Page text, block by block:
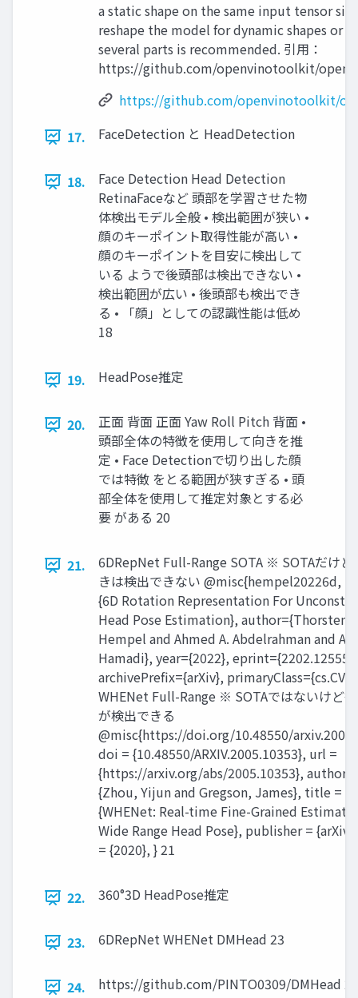
a static shape on the same input tensor
reshape the model for dynamic shapes or
several parts is recommended. 引用：
https://github.com/openvinotoolkit/
https://github.com/openvinotoolkit/
17.
FaceDetection と HeadDetection
18.
Face Detection Head Detection
RetinaFaceなど 頭部を学習させた物
体検出モデル全般 • 検出範囲が狭い •
顔のキーポイント取得性能が高い •
顔のキーポイントを目安に検出して
いる ようで後頭部は検出できない •
検出範囲が広い • 後頭部も検出でき
る • 「顔」としての認識性能は低め
18
19. HeadPose推定
20.
正面 背面 正面 Yaw Roll Pitch 背面 •
頭部全体の特徴を使用して向きを推
定 • Face Detectionで切り出した顔
では特徴 をとる範囲が狭すぎる • 頭
部全体を使用して推定対象とする必
要 がある 20
21.
6DRepNet Full-Range SOTA ※ SOTAだけど
きは検出できない @misc{hempel20226d,
{6D Rotation Representation For
Head Pose Estimation}, author={Thorsten
Hempel and Ahmed A. Abdelrahman and
Hamadi}, year={2022}, eprint={2202.12555},
archivePrefix={arXiv}, primaryClass={cs.CV} }
WHENet Full-Range ※ SOTAではないけど
が検出できる
@misc{https://doi.org/10.48550/
doi = {10.48550/ARXIV.2005.10353}, url =
{https://arxiv.org/abs/2005.10353}, author =
{Zhou, Yijun and Gregson, James}, title =
{WHENet: Real-time Fine-Grained
Wide Range Head Pose}, publisher =
= {2020}, } 21
22. 360°3D HeadPose推定
23. 6DRepNet WHENet DMHead 23
24.
https://github.com/PINTO0309/DMHead 24